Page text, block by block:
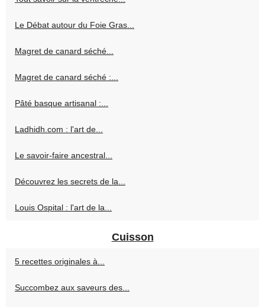
Le Débat autour du Foie Gras...
Magret de canard séché...
Magret de canard séché :...
Pâté basque artisanal :...
Ladhidh.com : l'art de...
Le savoir-faire ancestral...
Découvrez les secrets de la...
Louis Ospital : l'art de la...
Cuisson
5 recettes originales à...
Succombez aux saveurs des...